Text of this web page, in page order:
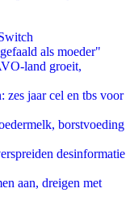
als moeder"
land groeit,
zes jaar cel en tbs voor
borstvoeding
desinformatie
aan, dreigen met